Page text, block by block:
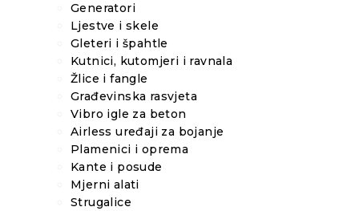
Generatori
Ljestve i skele
Gleteri i špahtle
Kutnici, kutomjeri i ravnala
Žlice i fangle
Građevinska rasvjeta
Vibro igle za beton
Airless uređaji za bojanje
Plamenici i oprema
Kante i posude
Mjerni alati
Strugalice